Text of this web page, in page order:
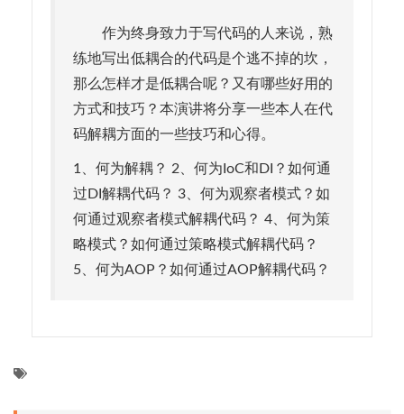
作为终身致力于写代码的人来说，熟
练地写出低耦合的代码是个逃不掉的坎，
那么怎样才是低耦合呢？又有哪些好用的
方式和技巧？本演讲将分享一些本人在代
码解耦方面的一些技巧和心得。
1、何为解耦？ 2、何为IoC和DI？如何通
过DI解耦代码？ 3、何为观察者模式？如
何通过观察者模式解耦代码？ 4、何为策
略模式？如何通过策略模式解耦代码？
5、何为AOP？如何通过AOP解耦代码？